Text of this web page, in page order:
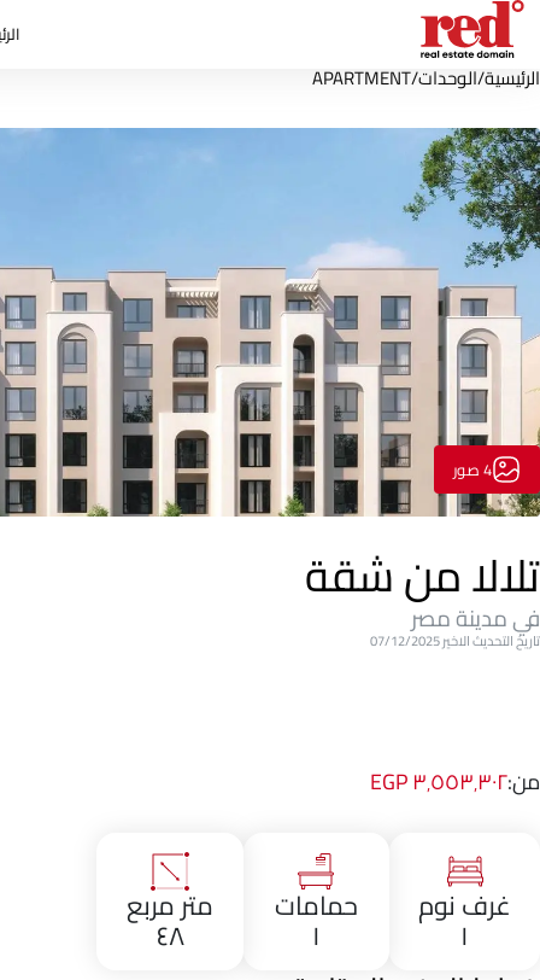
الرئيسية/الوحدات/
APARTMENT
4 صور
تلالا من شقة
في مدينة مصر
تاريخ التحديث الاخير 07/12/2025
من:٣٬٥٥٣٬٣٠٢ EGP
غرف نوم
١
حمامات
١
متر مربع
٤٨